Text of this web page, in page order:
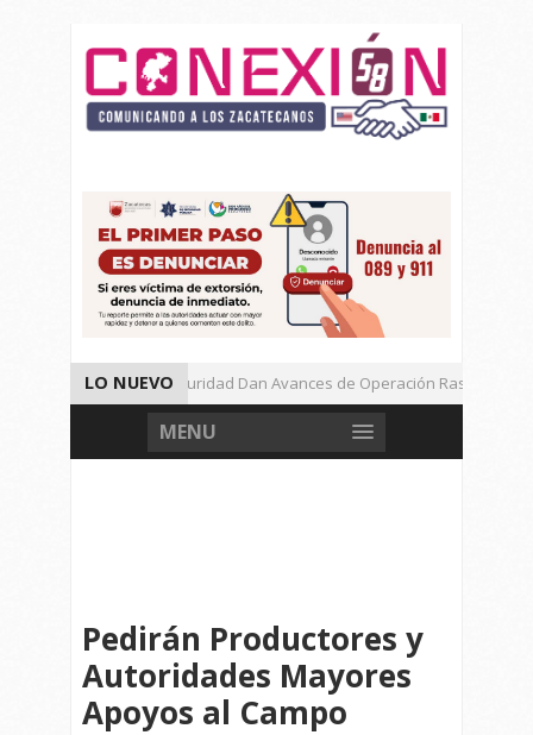
LO NUEVO
Autoridades de Seguridad Dan Avances de Operación Rastrillo.
Gran Festival de Música Electrónica en Festival Cultural de Guadalupe.
MENU
Pedirán Productores y
Autoridades Mayores
Apoyos al Campo